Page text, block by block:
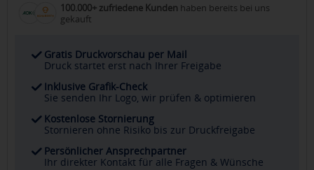
100.000+ zufriedene Kunden haben bereits bei uns
gekauft
Gratis Druckvorschau per Mail
Druck startet erst nach Ihrer Freigabe
Inklusive Grafik-Check
Sie senden Ihr Logo, wir prüfen & optimieren
Kostenlose Stornierung
Stornieren ohne Risiko bis zur Druckfreigabe
Persönlicher Ansprechpartner
Ihr direkter Kontakt für alle Fragen & Wünsche